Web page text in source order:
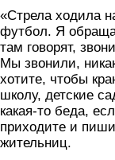
«Стрела ходила
футбол. Я
там говорят,
Мы звонили,
хотите, чтобы
школу, детские
какая-то беда,
приходите и
жительниц.